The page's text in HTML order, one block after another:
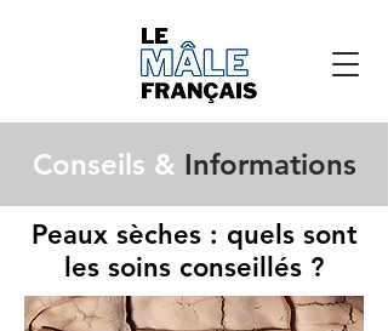
Conseils & Informations
Peaux sèches : quels sont
les soins conseillés ?